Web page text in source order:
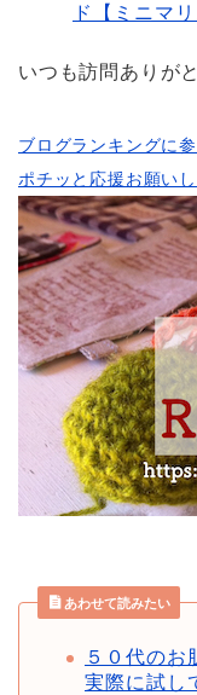
ド【ミニマ
いつも訪問ありが
ブログランキングに
ポチッと応援お願い
あわせて読みたい
５０代のお
実際に試し